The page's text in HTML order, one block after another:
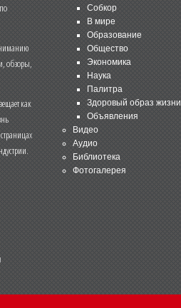
обзоры,
как
Собкор
В мире
Образование
Общество
Экономика
Наука
Палитра
Здоровый образ жизни
Объявления
Видео
Аудио
Библиотека
Фотогалерея